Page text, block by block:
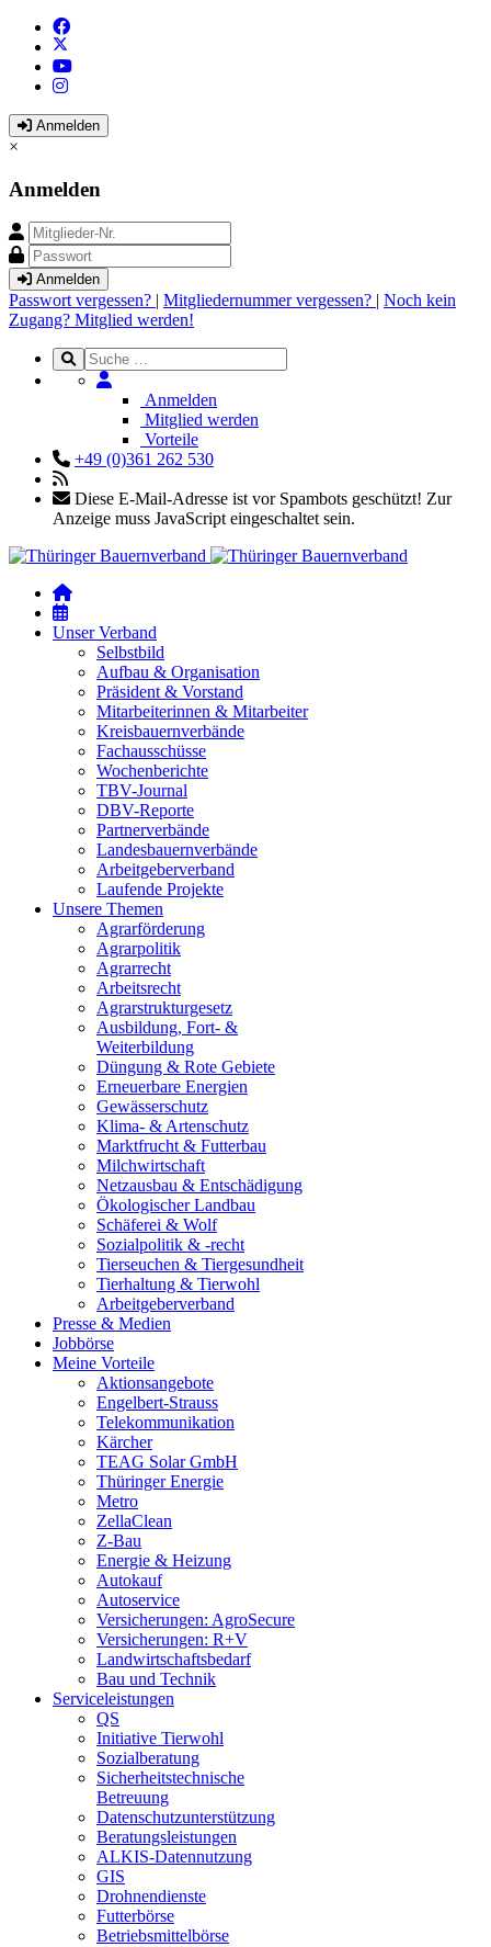
Anmelden
×
Anmelden
Anmelden
Passwort vergessen? | Mitgliedernummer vergessen? | Noch kein
Zugang? Mitglied werden!
Anmelden
Mitglied werden
Vorteile
+49 (0)361 262 530
Diese E-Mail-Adresse ist vor Spambots geschützt! Zur
Anzeige muss JavaScript eingeschaltet sein.
Unser Verband
Selbstbild
Aufbau & Organisation
Präsident & Vorstand
Mitarbeiterinnen & Mitarbeiter
Kreisbauernverbände
Fachausschüsse
Wochenberichte
TBV-Journal
DBV-Reporte
Partnerverbände
Landesbauernverbände
Arbeitgeberverband
Laufende Projekte
Unsere Themen
Agrarförderung
Agrarpolitik
Agrarrecht
Arbeitsrecht
Agrarstrukturgesetz
Ausbildung, Fort- &
Weiterbildung
Düngung & Rote Gebiete
Erneuerbare Energien
Gewässerschutz
Klima- & Artenschutz
Marktfrucht & Futterbau
Milchwirtschaft
Netzausbau & Entschädigung
Ökologischer Landbau
Schäferei & Wolf
Sozialpolitik & -recht
Tierseuchen & Tiergesundheit
Tierhaltung & Tierwohl
Arbeitgeberverband
Presse & Medien
Jobbörse
Meine Vorteile
Aktionsangebote
Engelbert-Strauss
Telekommunikation
Kärcher
TEAG Solar GmbH
Thüringer Energie
Metro
ZellaClean
Z-Bau
Energie & Heizung
Autokauf
Autoservice
Versicherungen: AgroSecure
Versicherungen: R+V
Landwirtschaftsbedarf
Bau und Technik
Service­­leistungen
QS
Initiative Tierwohl
Sozialberatung
Sicherheitstechnische
Betreuung
Datenschutzunterstützung
Beratungsleistungen
ALKIS-Datennutzung
GIS
Drohnendienste
Futterbörse
Betriebsmittelbörse